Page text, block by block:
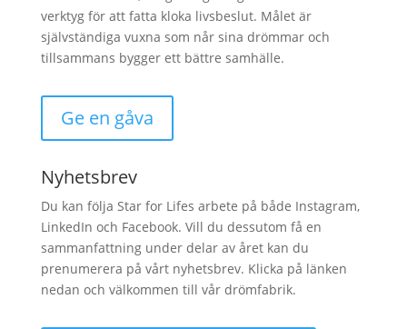
verktyg för att fatta kloka livsbeslut. Målet är
självständiga vuxna som når sina drömmar och
tillsammans bygger ett bättre samhälle.
Ge en gåva
Nyhetsbrev
Du kan följa Star for Lifes arbete på både Instagram,
LinkedIn och Facebook. Vill du dessutom få en
sammanfattning under delar av året kan du
prenumerera på vårt nyhetsbrev. Klicka på länken
nedan och välkommen till vår drömfabrik.